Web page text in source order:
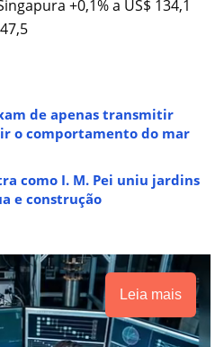
+0,1% a US$ 134,1
de apenas transmitir
o comportamento do mar
como I. M. Pei uniu jardins
e construção
Leia mais